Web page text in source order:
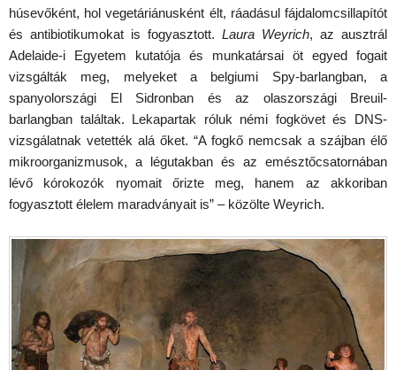
húsevőként, hol vegetáriánusként élt, ráadásul fájdalomcsillapítót
és antibiotikumokat is fogyasztott. Laura Weyrich, az ausztrál
Adelaide-i Egyetem kutatója és munkatársai öt egyed fogait
vizsgálták meg, melyeket a belgiumi Spy-barlangban, a
spanyolországi El Sidronban és az olaszországi Breuil-
barlangban találtak. Lekapartak róluk némi fogkövet és DNS-
vizsgálatnak vetették alá őket. “A fogkő nemcsak a szájban élő
mikroorganizmusok, a légutakban és az emésztőcsatornában
lévő kórokozók nyomait őrizte meg, hanem az akkoriban
fogyasztott élelem maradványait is” – közölte Weyrich.